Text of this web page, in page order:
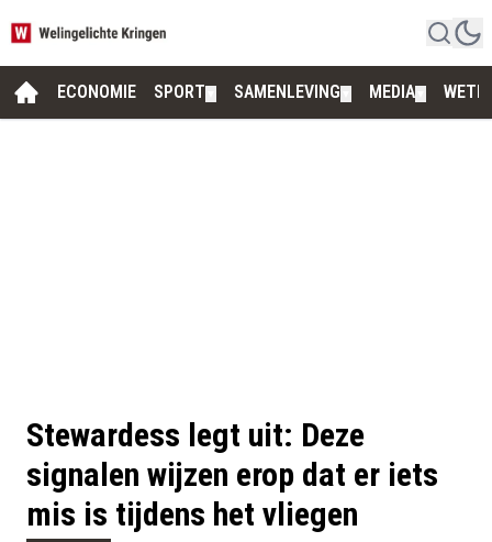
ECONOMIE SPORT SAMENLEVING MEDIA
Stewardess legt uit: Deze
signalen wijzen erop dat er iets
mis is tijdens het vliegen